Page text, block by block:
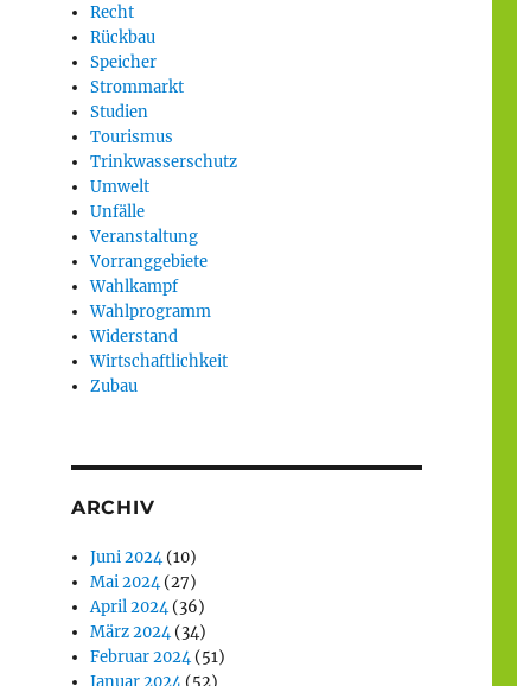
Recht
Rückbau
Speicher
Strommarkt
Studien
Tourismus
Trinkwasserschutz
Umwelt
Unfälle
Veranstaltung
Vorranggebiete
Wahlkampf
Wahlprogramm
Widerstand
Wirtschaftlichkeit
Zubau
ARCHIV
Juni 2024(10)
Mai 2024(27)
April 2024(36)
März 2024(34)
Februar 2024(51)